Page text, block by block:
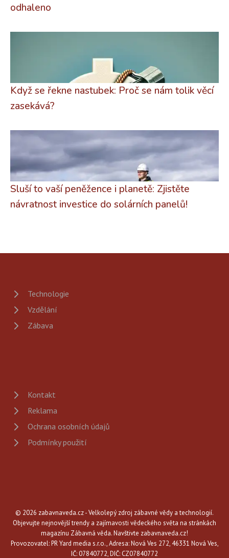
odhaleno
Když se řekne nastubek: Proč se nám tolik věcí
zasekává?
Sluší to vaší peněžence i planetě: Zjistěte
návratnost investice do solárních panelů!
Technologie
Vzdělání
Zábava
Kontakt
Reklama
Ochrana osobních údajů
Podmínky použití
© 2026 zabavnaveda.cz - Velkolepý zdroj zábavné vědy a technologií.
Objevujte nejnovější trendy a zajímavosti vědeckého světa na stránkách
magazínu Zábavná věda. Navštivte zabavnaveda.cz!
Provozovatel: PR Yard media s.r.o., Adresa: Nová Ves 272, 46331 Nová Ves,
IČ: 07840772, DIČ: CZ07840772